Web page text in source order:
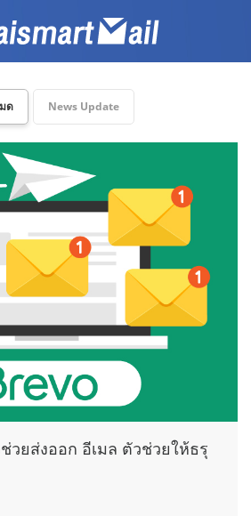
ด News Update
วยส่งออก อีเมล ตัวช่วยให้ธรุ